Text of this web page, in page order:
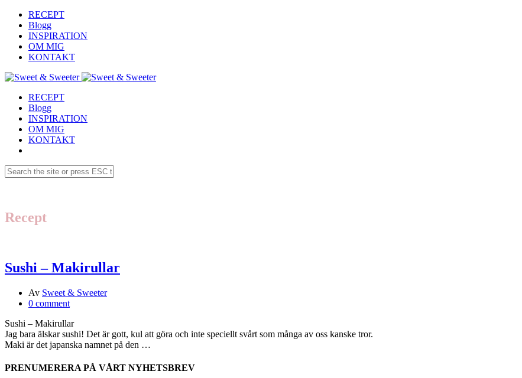
RECEPT
Blogg
INSPIRATION
OM MIG
KONTAKT
RECEPT
Blogg
INSPIRATION
OM MIG
KONTAKT
Recept
Sushi – Makirullar
Av Sweet & Sweeter
0 comment
Sushi – Makirullar
Jag bara älskar sushi! Det är gott, kul att göra och inte speciellt svårt som många av oss kanske tror.
Maki är det japanska namnet på den …
PRENUMERERA PÅ VÅRT NYHETSBREV